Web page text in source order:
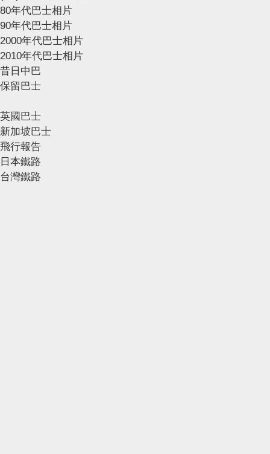
80年代巴士相片
90年代巴士相片
2000年代巴士相片
2010年代巴士相片
昔日中巴
保留巴士
英國巴士
新加坡巴士
飛行報告
日本鐵路
台灣鐵路